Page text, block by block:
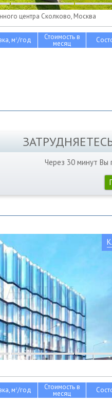
центра Сколково, Москва
м2/год Стоимость в
месяц
Через 30 минут Вы
м2/год Стоимость в
месяц